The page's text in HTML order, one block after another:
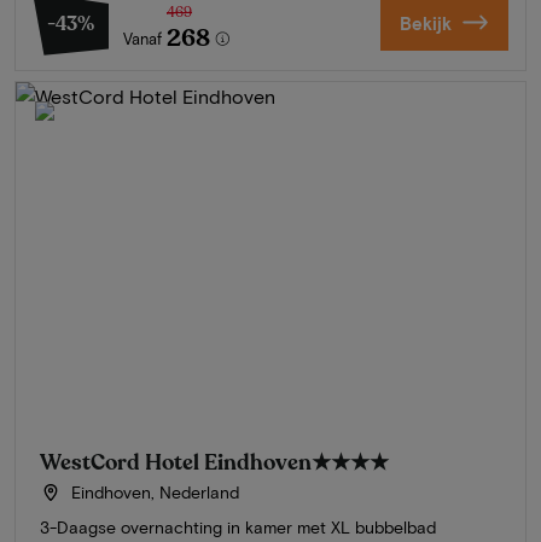
-43%
Vanaf
469
268 Bekijk
WestCord Hotel Eindhoven★★★★
Eindhoven, Nederland
3-Daagse overnachting in kamer met XL bubbelbad